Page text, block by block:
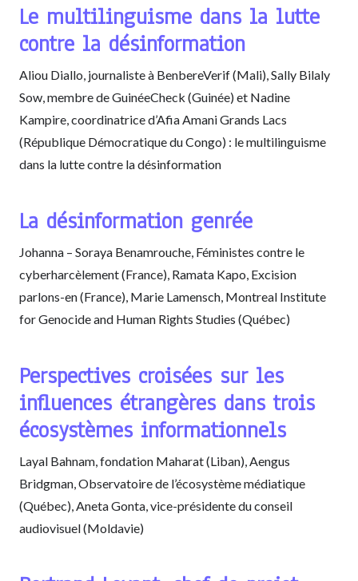
Le multilinguisme dans la lutte
contre la désinformation
Aliou Diallo, journaliste à BenbereVerif (Mali), Sally Bilaly
Sow, membre de GuinéeCheck (Guinée) et Nadine
Kampire, coordinatrice d’Afia Amani Grands Lacs
(République Démocratique du Congo) : le multilinguisme
dans la lutte contre la désinformation
La désinformation genrée
Johanna – Soraya Benamrouche, Féministes contre le
cyberharcèlement (France), Ramata Kapo, Excision
parlons-en (France), Marie Lamensch, Montreal Institute
for Genocide and Human Rights Studies (Québec)
Perspectives croisées sur les
influences étrangères dans trois
écosystèmes informationnels
Layal Bahnam, fondation Maharat (Liban), Aengus
Bridgman, Observatoire de l’écosystème médiatique
(Québec), Aneta Gonta, vice-présidente du conseil
audiovisuel (Moldavie)